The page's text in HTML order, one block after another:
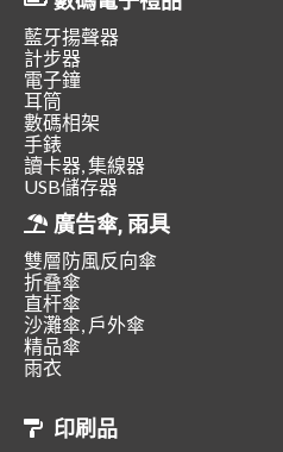
藍牙揚聲器
計步器
電子鐘
耳筒
數碼相架
手錶
讀卡器, 集線器
USB儲存器
廣告傘, 雨具
雙層防風反向傘
折叠傘
直杆傘
沙灘傘, 戶外傘
精品傘
雨衣
印刷品